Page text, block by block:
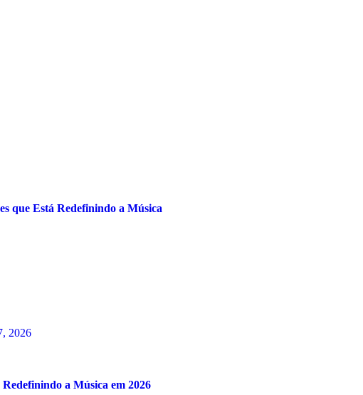
que Está Redefinindo a Música
2026
Redefinindo a Música em 2026